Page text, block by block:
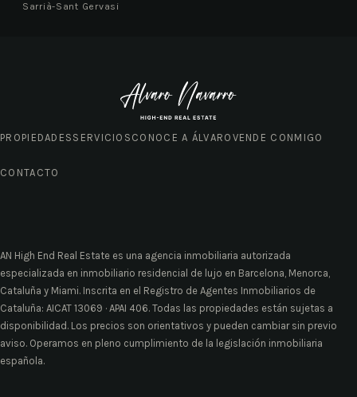
Sarrià-Sant Gervasi
PROPIEDADES SERVICIOS CONOCE A ÁLVARO VENDE CONMIGO
CONTACTO
AN High End Real Estate es una agencia inmobiliaria autorizada
especializada en inmobiliario residencial de lujo en Barcelona, Menorca,
Cataluña y Miami. Inscrita en el Registro de Agentes Inmobiliarios de
Cataluña: AICAT 13069 · APAI 406. Todas las propiedades están sujetas a
disponibilidad. Los precios son orientativos y pueden cambiar sin previo
aviso. Operamos en pleno cumplimiento de la legislación inmobiliaria
española.